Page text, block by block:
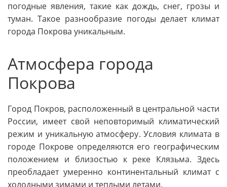
погодные явления, такие как дождь, снег, грозы и
туман. Такое разнообразие погоды делает климат
города Покрова уникальным.
Атмосфера города
Покрова
Город Покров, расположенный в центральной части
России, имеет свой неповторимый климатический
режим и уникальную атмосферу. Условия климата в
городе Покрове определяются его географическим
положением и близостью к реке Клязьма. Здесь
преобладает умеренно континентальный климат с
холодными зимами и теплыми летами.